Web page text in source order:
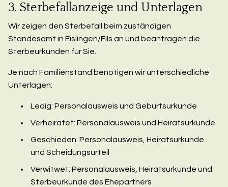
3. Sterbefallanzeige und Unterlagen
Wir zeigen den Sterbefall beim zuständigen
Standesamt in Eislingen/Fils an und beantragen die
Sterbeurkunden für Sie.
Je nach Familienstand benötigen wir unterschiedliche
Unterlagen:
Ledig: Personalausweis und Geburtsurkunde
Verheiratet: Personalausweis und Heiratsurkunde
Geschieden: Personalausweis, Heiratsurkunde
und Scheidungsurteil
Verwitwet: Personalausweis, Heiratsurkunde und
Sterbeurkunde des Ehepartners